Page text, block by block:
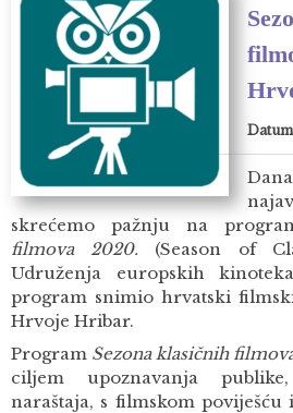
Datum
skrećemo pažnju na
filmova 2020. (Season of
Udruženja europskih
program snimio hrvatski
Hrvoje Hribar.
Program Sezona klasičnih
ciljem upoznavanja
naraštaja, s filmskom poviješću